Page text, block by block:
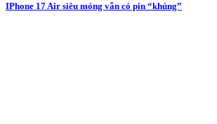
IPhone 17 Air siêu mỏng vẫn có pin “khủng”